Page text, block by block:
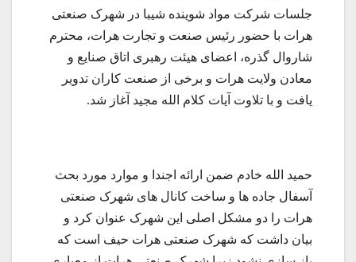
جلسات شرکت مواد شوینده شیبا در شهرک صنعتی
هرات با حضور رئیس صنعت و تجارت هرات، محترم
شاروال گذره، اعضای هیئت رهبری اتاق صنایع و
معادن ولایت هرات و برخی از صنعت کاران تدویر
یافت و با تلاوت آیات کلام الله مجید آغاز شد.
حمید الله خادم ضمن ارائه اجندا و موارد مورد بحث
آسفال جاده ها و ساخت کانال های شهرک صنعتی
هرات را دو مشکل اصلی این شهرک عنوان کرد و
بیان داشت که شهرک صنعتی هرات حیف است که